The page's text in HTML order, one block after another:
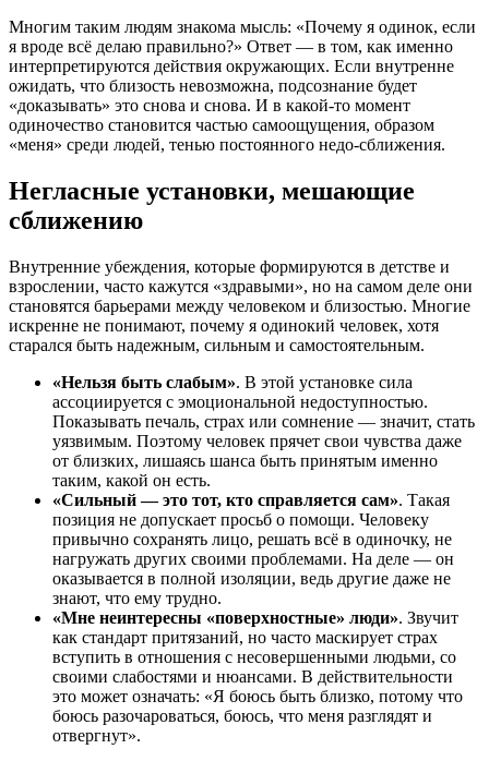
Многим таким людям знакома мысль: «Почему я одинок, если
я вроде всё делаю правильно?» Ответ — в том, как именно
интерпретируются действия окружающих. Если внутренне
ожидать, что близость невозможна, подсознание будет
«доказывать» это снова и снова. И в какой-то момент
одиночество становится частью самоощущения, образом
«меня» среди людей, тенью постоянного недо-сближения.
Негласные установки, мешающие
сближению
Внутренние убеждения, которые формируются в детстве и
взрослении, часто кажутся «здравыми», но на самом деле они
становятся барьерами между человеком и близостью. Многие
искренне не понимают, почему я одинокий человек, хотя
старался быть надежным, сильным и самостоятельным.
«Нельзя быть слабым». В этой установке сила
ассоциируется с эмоциональной недоступностью.
Показывать печаль, страх или сомнение — значит, стать
уязвимым. Поэтому человек прячет свои чувства даже
от близких, лишаясь шанса быть принятым именно
таким, какой он есть.
«Сильный — это тот, кто справляется сам». Такая
позиция не допускает просьб о помощи. Человеку
привычно сохранять лицо, решать всё в одиночку, не
нагружать других своими проблемами. На деле — он
оказывается в полной изоляции, ведь другие даже не
знают, что ему трудно.
«Мне неинтересны «поверхностные» люди». Звучит
как стандарт притязаний, но часто маскирует страх
вступить в отношения с несовершенными людьми, со
своими слабостями и нюансами. В действительности
это может означать: «Я боюсь быть близко, потому что
боюсь разочароваться, боюсь, что меня разглядят и
отвергнут».